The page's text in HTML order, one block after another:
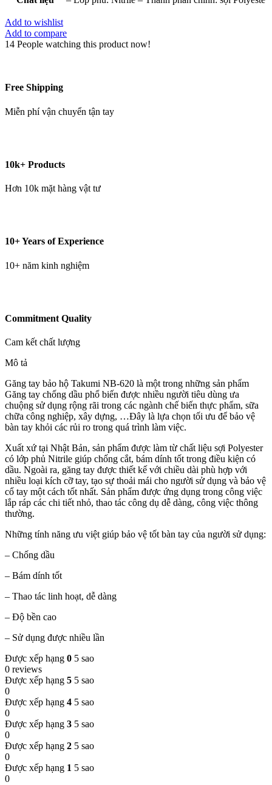
Add to wishlist
Add to compare
14 People watching this product now!
Free Shipping
Miễn phí vận chuyển tận tay
10k+ Products
Hơn 10k mặt hàng vật tư
10+ Years of Experience
10+ năm kinh nghiệm
Commitment Quality
Cam kết chất lượng
Mô tả
Găng tay bảo hộ Takumi NB-620 là một trong những sản phẩm
Găng tay chống dầu phổ biến được nhiều người tiêu dùng ưa
chuộng sử dụng rộng rãi trong các ngành chế biến thực phẩm, sữa
chữa công nghiệp, xây dựng, …Đây là lựa chọn tối ưu để bảo vệ
bàn tay khỏi các rủi ro trong quá trình làm việc.
Xuất xứ tại Nhật Bản, sản phẩm được làm từ chất liệu sợi Polyester
có lớp phủ Nitrile giúp chống cắt, bám dính tốt trong điều kiện có
dầu. Ngoài ra, găng tay được thiết kế với chiều dài phù hợp với
nhiều loại kích cỡ tay, tạo sự thoải mái cho người sử dụng và bảo vệ
cổ tay một cách tốt nhất. Sản phẩm được ứng dụng trong công việc
lắp ráp các chi tiết nhỏ, thao tác công dụ dễ dàng, công việc thông
thường.
Những tính năng ưu việt giúp bảo vệ tốt bàn tay của người sử dụng:
– Chống dầu
– Bám dính tốt
– Thao tác linh hoạt, dễ dàng
– Độ bền cao
– Sử dụng được nhiều lần
Được xếp hạng 0 5 sao
0 reviews
Được xếp hạng 5 5 sao
0
Được xếp hạng 4 5 sao
0
Được xếp hạng 3 5 sao
0
Được xếp hạng 2 5 sao
0
Được xếp hạng 1 5 sao
0